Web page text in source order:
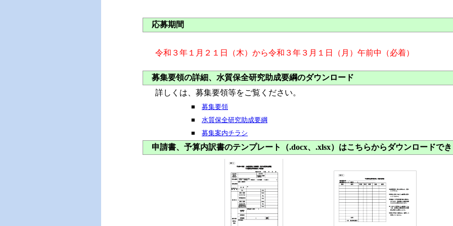
応募期間
令和３年１月２１日（木）から令和３年３月１日（月）午前中（必着）
募集要領の詳細、水質保全研究助成要綱のダウンロード
詳しくは、募集要領等をご覧ください。
■ 募集要領
■ 水質保全研究助成要綱
■ 募集案内チラシ
申請書、予算内訳書のテンプレート（.docx、.xlsx）はこちらからダウンロードで